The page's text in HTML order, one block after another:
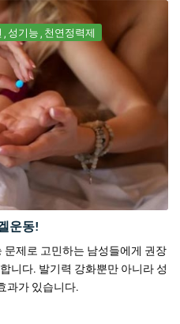
성기능 천연정력제
운동!
문제로 고민하는 남성들에게 권장
니다. 발기력 강화뿐만 아니라 성
과가 있습니다.